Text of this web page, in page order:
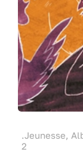
.Jeunesse,
2